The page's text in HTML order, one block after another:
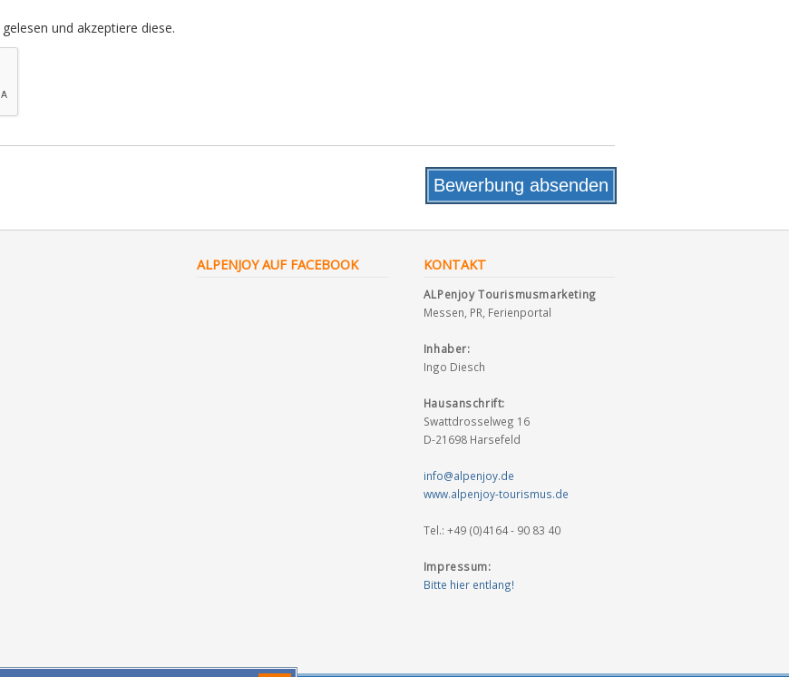
gelesen und akzeptiere diese.
ALPENJOY AUF FACEBOOK KONTAKT
ALPenjoy Tourismusmarketing
Messen, PR, Ferienportal
Inhaber:
Ingo Diesch
Hausanschrift:
Swattdrosselweg 16
D-21698 Harsefeld
info@alpenjoy.de
www.alpenjoy-tourismus.de
Tel.: +49 (0)4164 - 90 83 40
Impressum:
Bitte hier entlang!